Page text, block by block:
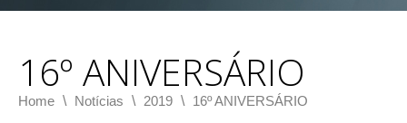
16º ANIVERSÁRIO
Home \ Notícias \ 2019 \ 16º ANIVERSÁRIO